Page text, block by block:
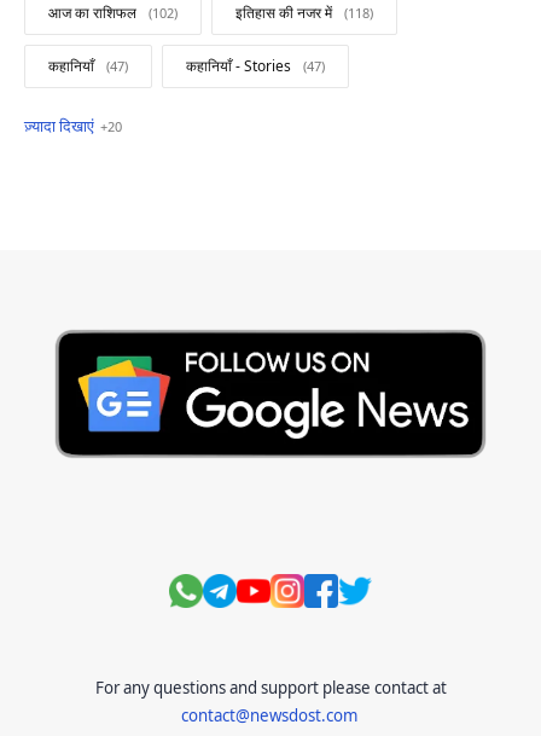
आज का राशिफल इतिहास की नजर में
कहानियाँ कहानियाँ - Stories
खबरें फटाफट
Hindi Stories International
Jobs and Education Lifestyle
Monthly Current Affairs National
For any questions and support please contact at
contact@newsdost.com